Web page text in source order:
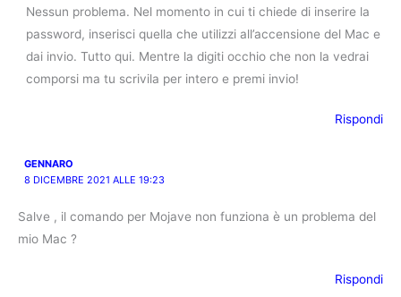
Nessun problema. Nel momento in cui ti chiede di inserire la
password, inserisci quella che utilizzi all’accensione del Mac e
dai invio. Tutto qui. Mentre la digiti occhio che non la vedrai
comporsi ma tu scrivila per intero e premi invio!
Rispondi
GENNARO
8 DICEMBRE 2021 ALLE 19:23
Salve , il comando per Mojave non funziona è un problema del
mio Mac ?
Rispondi